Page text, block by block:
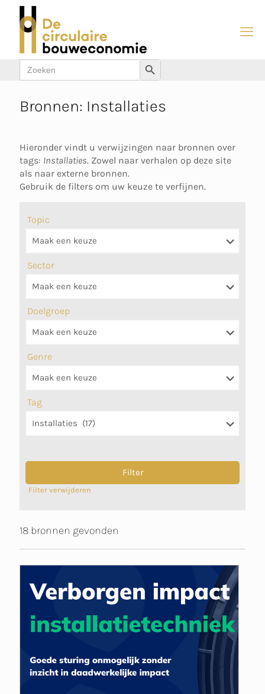
Zoek
naar:
Zoekknop
Bronnen: Installaties
Hieronder vindt u verwijzingen naar bronnen over
tags: Installaties. Zowel naar verhalen op deze site
als naar externe bronnen.
Gebruik de filters om uw keuze te verfijnen.
Topic
Sector
Doelgroep
Genre
Tag
Filter verwijderen
18 bronnen gevonden